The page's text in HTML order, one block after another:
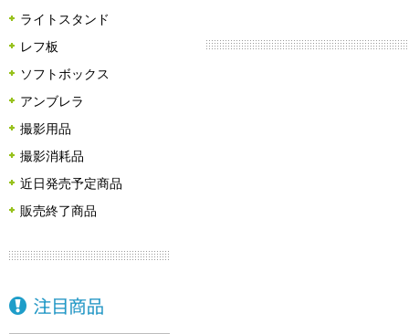
ライトスタンド
レフ板
ソフトボックス
アンブレラ
撮影用品
撮影消耗品
近日発売予定商品
販売終了商品